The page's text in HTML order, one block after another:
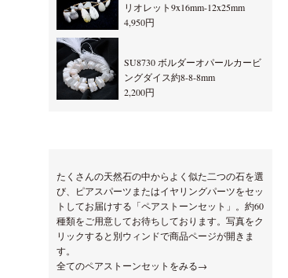
リオレット9x16mm-12x25mm
4,950円
SU8730 ボルダーオパールカービ
ングダイス約8-8-8mm
2,200円
たくさんの天然石の中からよく似た二つの石を選
び、ピアスパーツまたはイヤリングパーツをセッ
トしてお届けする「ペアストーンセット」。約60
種類をご用意してお待ちしております。写真をク
リックすると別ウィンドで商品ページが開きま
す。
全てのペアストーンセットをみる→